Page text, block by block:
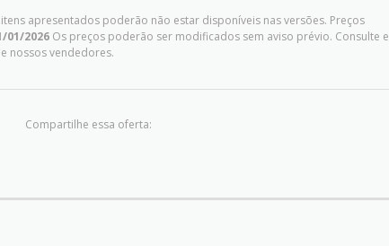
apresentados poderão não estar disponíveis nas versões. Preços
01/2026 Os preços poderão ser modificados sem aviso prévio. Consulte e
nossos vendedores.
Compartilhe essa oferta: